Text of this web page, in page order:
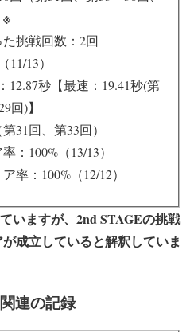
※
挑戦回数：2回
13）
12.87秒【最速：19.41秒(第
回)】
31回、第33回）
：100%（13/13）
率：100%（12/12）
いますが、2nd STAGEの挑戦
成立していると解釈していま
連の記録